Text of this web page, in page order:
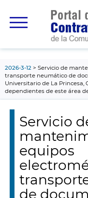
principal
2026-3-12
Servicio de
transporte neumático de
Universitario de La Princesa,
dependientes de este área
Servicio
equipos
de